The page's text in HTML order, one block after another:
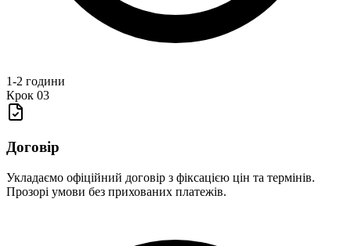
1-2 години
Крок 03
Договір
Укладаємо офіційний договір з фіксацією цін та термінів.
Прозорі умови без прихованих платежів.